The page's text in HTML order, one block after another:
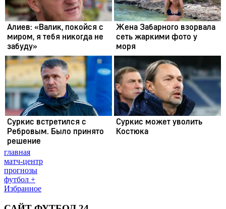
главная
матч-центр
прогнозы
футбол +
Избранное